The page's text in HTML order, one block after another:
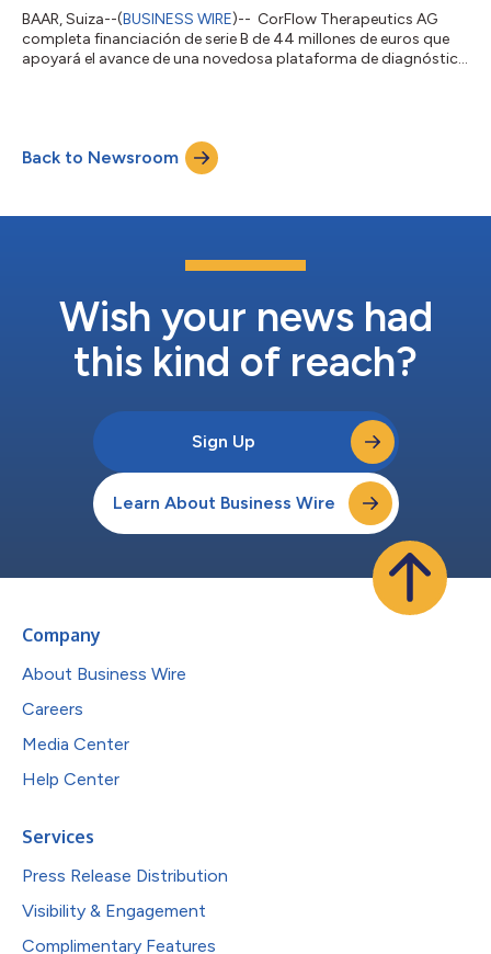
BAAR, Suiza--(BUSINESS WIRE)-- CorFlow Therapeutics AG
completa financiación de serie B de 44 millones de euros que
apoyará el avance de una novedosa plataforma de diagnóstico
44 millones de euros en financiación de serie B, coliderada por
Broadview Ventures y Panakes Partners con el firme apoyo
continuado de 415 Capital, inversor...
Back to Newsroom
Wish your news had
this kind of reach?
Sign Up
Learn About Business Wire
Company
About Business Wire
Careers
Media Center
Help Center
Services
Press Release Distribution
Visibility & Engagement
Complimentary Features